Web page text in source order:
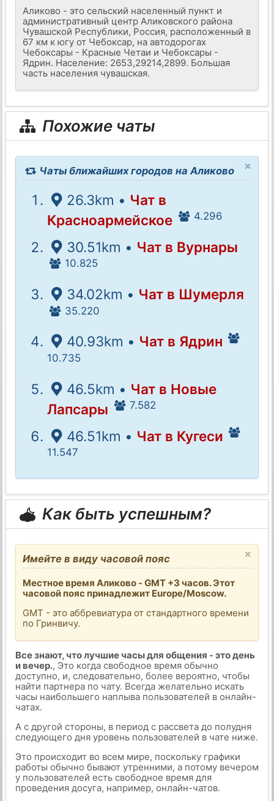
Аликово - это сельский населенный пункт и
административный центр Аликовского района
Чувашской Республики, Россия, расположенный в
67 км к югу от Чебоксар, на автодорогах
Чебоксары - Красные Четаи и Чебоксары -
Ядрин. Население: 2653,29214,2899. Большая
часть населения чувашская.
Похожие чаты
×
Чаты ближайших городов на Аликово
26.3km • Чат в
Красноармейское
4.296
30.51km • Чат в Вурнары
10.825
34.02km • Чат в Шумерля
35.220
40.93km • Чат в Ядрин
10.735
46.5km • Чат в Новые
Лапсары
7.582
46.51km • Чат в Кугеси
11.547
Как быть успешным?
×
Имейте в виду часовой пояс
Местное время Аликово - GMT +3 часов. Этот
часовой пояс принадлежит Europe/Moscow.
GMT - это аббревиатура от стандартного времени
по Гринвичу.
Все знают, что лучшие часы для общения - это день
и вечер., Это когда свободное время обычно
доступно, и, следовательно, более вероятно, чтобы
найти партнера по чату. Всегда желательно искать
часы наибольшего наплыва пользователей в онлайн-
чатах.
А с другой стороны, в период с рассвета до полудня
следующего дня уровень пользователей в чате ниже.
Это происходит во всем мире, поскольку графики
работы обычно бывают утренними, а потому вечером
у пользователей есть свободное время для
проведения досуга, например, онлайн-чатов.